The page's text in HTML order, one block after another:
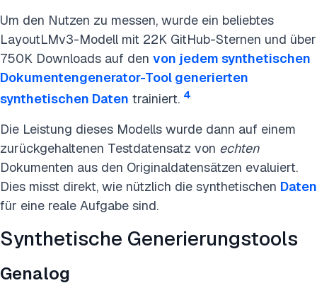
Um den Nutzen zu messen, wurde ein beliebtes
LayoutLMv3-Modell mit 22K GitHub-Sternen und über
750K Downloads auf den von jedem synthetischen
Dokumentengenerator-Tool generierten
synthetischen Daten trainiert. 4
Die Leistung dieses Modells wurde dann auf einem
zurückgehaltenen Testdatensatz von echten
Dokumenten aus den Originaldatensätzen evaluiert.
Dies misst direkt, wie nützlich die synthetischen Daten
für eine reale Aufgabe sind.
Synthetische Generierungstools
Genalog